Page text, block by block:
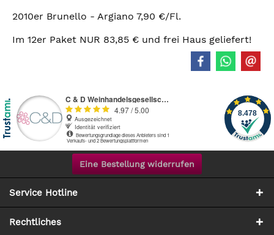
2010er Brunello - Argiano 7,90 €/Fl.
Im 12er Paket NUR 83,85 € und frei Haus geliefert!
Eine Bestellung widerrufen
Service Hotline
Rechtliches